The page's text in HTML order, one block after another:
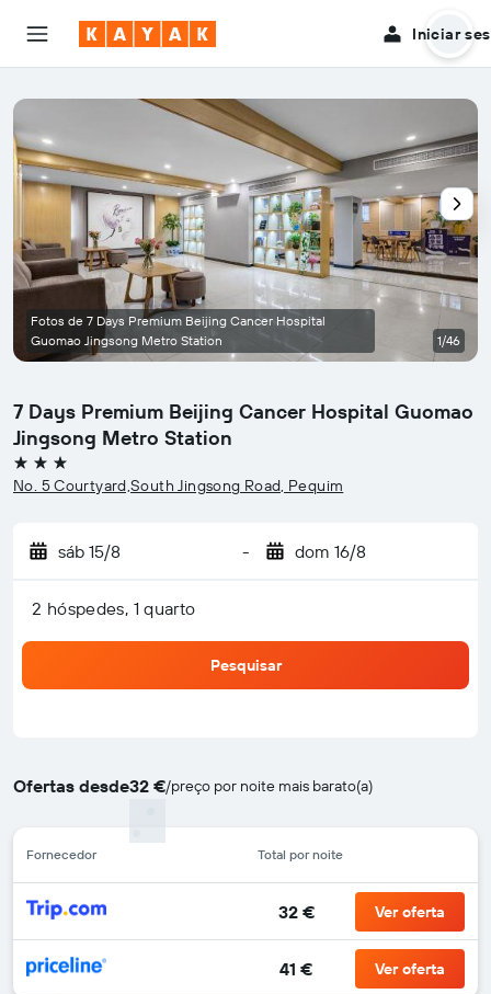
Iniciar
7 Days Premium Beijing Cancer Hospital Guomao
Jingsong Metro Station
3 estrelas
No. 5 Courtyard,South Jingsong Road, Pequim
sáb 15/8 - dom 16/8
2 hóspedes, 1 quarto
Pesquisar
Ofertas desde32 €/preço por noite mais barato(a)
Fornecedor Total por noite
32 € Ver oferta
41 € Ver oferta
Fotos de 7 Days Premium Beijing Cancer Hospital
Guomao Jingsong Metro Station
1/46